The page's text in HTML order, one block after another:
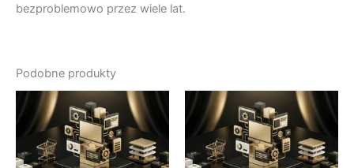
bezproblemowo przez wiele lat.
Podobne produkty